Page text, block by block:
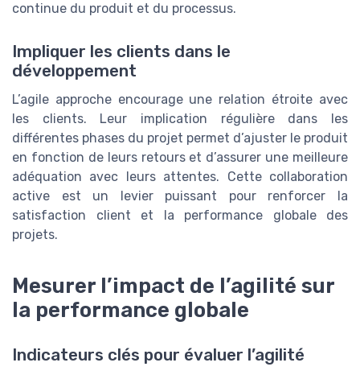
continue du produit et du processus.
Impliquer les clients dans le
développement
L’agile approche encourage une relation étroite avec
les clients. Leur implication régulière dans les
différentes phases du projet permet d’ajuster le produit
en fonction de leurs retours et d’assurer une meilleure
adéquation avec leurs attentes. Cette collaboration
active est un levier puissant pour renforcer la
satisfaction client et la performance globale des
projets.
Mesurer l’impact de l’agilité sur
la performance globale
Indicateurs clés pour évaluer l’agilité